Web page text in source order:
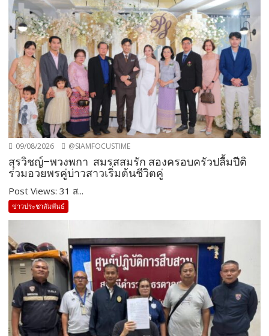
09/08/2026 @SIAMFOCUSTIME
สุรวิชญ์–พวงพกา สมรสสมรัก สองครอบครัวปลื้มปีติ
ร่วมอวยพรคู่บ่าวสาวเริ่มต้นชีวิตคู่
Post Views: 31 ส...
ข่าวประชาสัมพันธ์